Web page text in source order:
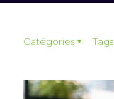
Catégories Tags